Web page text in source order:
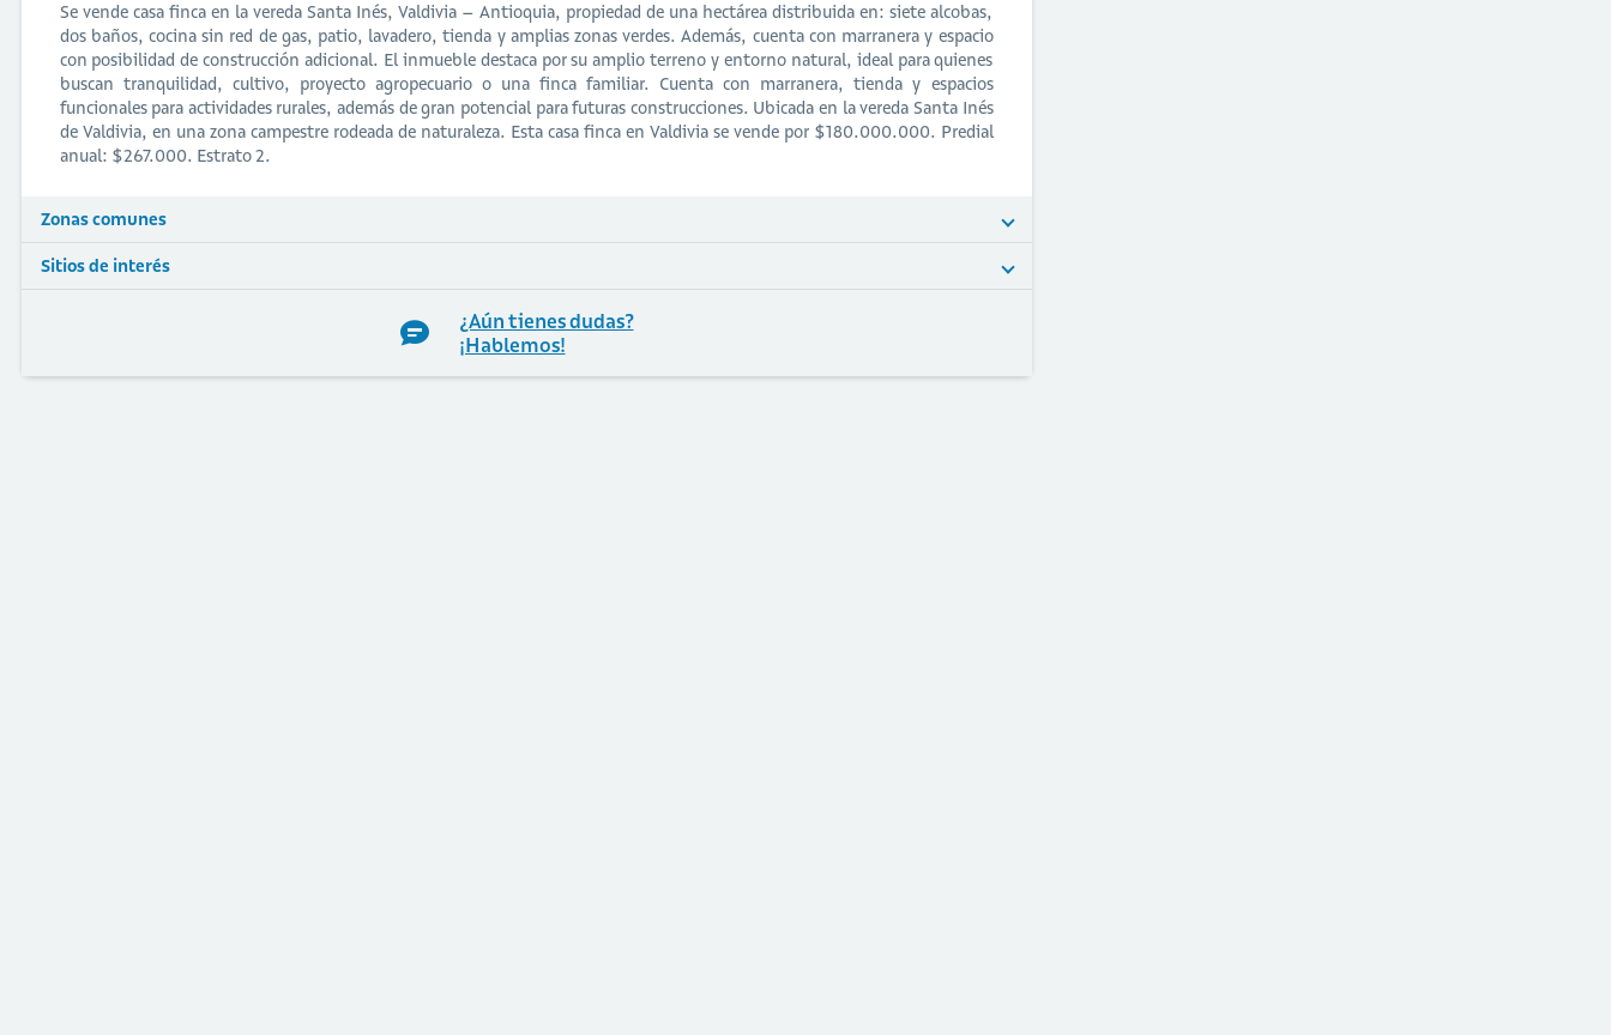
Se vende casa finca en la vereda Santa Inés, Valdivia – Antioquia, propiedad de una hectárea distribuida en: siete alcobas,
dos baños, cocina sin red de gas, patio, lavadero, tienda y amplias zonas verdes. Además, cuenta con marranera y espacio
con posibilidad de construcción adicional. El inmueble destaca por su amplio terreno y entorno natural, ideal para quienes
buscan tranquilidad, cultivo, proyecto agropecuario o una finca familiar. Cuenta con marranera, tienda y espacios
funcionales para actividades rurales, además de gran potencial para futuras construcciones. Ubicada en la vereda Santa Inés
de Valdivia, en una zona campestre rodeada de naturaleza. Esta casa finca en Valdivia se vende por $180.000.000. Predial
anual: $267.000. Estrato 2.
Zonas comunes
Sitios de interés
¿Aún tienes dudas?
¡Hablemos!